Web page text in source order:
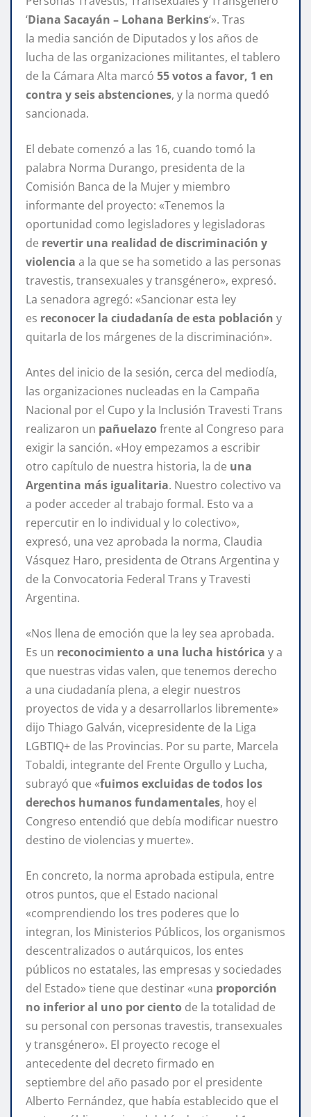
‘Diana Sacayán – Lohana Berkins‘». Tras
la media sanción de Diputados y los años de
lucha de las organizaciones militantes, el tablero
de la Cámara Alta marcó 55 votos a favor, 1 en
contra y seis abstenciones, y la norma quedó
sancionada.
El debate comenzó a las 16, cuando tomó la
palabra Norma Durango, presidenta de la
Comisión Banca de la Mujer y miembro
informante del proyecto: «Tenemos la
oportunidad como legisladores y legisladoras
de revertir una realidad de discriminación y
violencia a la que se ha sometido a las personas
travestis, transexuales y transgénero», expresó.
La senadora agregó: «Sancionar esta ley
es reconocer la ciudadanía de esta población y
quitarla de los márgenes de la discriminación».
Antes del inicio de la sesión, cerca del mediodía,
las organizaciones nucleadas en la Campaña
Nacional por el Cupo y la Inclusión Travesti Trans
realizaron un pañuelazo frente al Congreso para
exigir la sanción. «Hoy empezamos a escribir
otro capítulo de nuestra historia, la de una
Argentina más igualitaria. Nuestro colectivo va
a poder acceder al trabajo formal. Esto va a
repercutir en lo individual y lo colectivo»,
expresó, una vez aprobada la norma, Claudia
Vásquez Haro, presidenta de Otrans Argentina y
de la Convocatoria Federal Trans y Travesti
Argentina.
«Nos llena de emoción que la ley sea aprobada.
Es un reconocimiento a una lucha histórica y a
que nuestras vidas valen, que tenemos derecho
a una ciudadanía plena, a elegir nuestros
proyectos de vida y a desarrollarlos libremente»
dijo Thiago Galván, vicepresidente de la Liga
LGBTIQ+ de las Provincias. Por su parte, Marcela
Tobaldi, integrante del Frente Orgullo y Lucha,
subrayó que «fuimos excluidas de todos los
derechos humanos fundamentales, hoy el
Congreso entendió que debía modificar nuestro
destino de violencias y muerte».
En concreto, la norma aprobada estipula, entre
otros puntos, que el Estado nacional
«comprendiendo los tres poderes que lo
integran, los Ministerios Públicos, los organismos
descentralizados o autárquicos, los entes
públicos no estatales, las empresas y sociedades
del Estado» tiene que destinar «una proporción
no inferior al uno por ciento de la totalidad de
su personal con personas travestis, transexuales
y transgénero». El proyecto recoge el
antecedente del decreto firmado en
septiembre del año pasado por el presidente
Alberto Fernández, que había establecido que el